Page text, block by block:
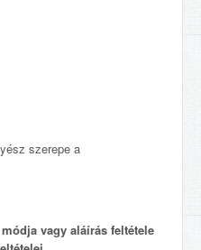
szerepe a
vagy aláírás feltétele